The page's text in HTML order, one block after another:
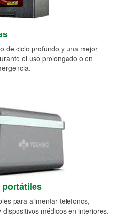
de ciclo profundo y una mejor
el uso prolongado o en
portátiles
para alimentar teléfonos,
médicos en interiores.